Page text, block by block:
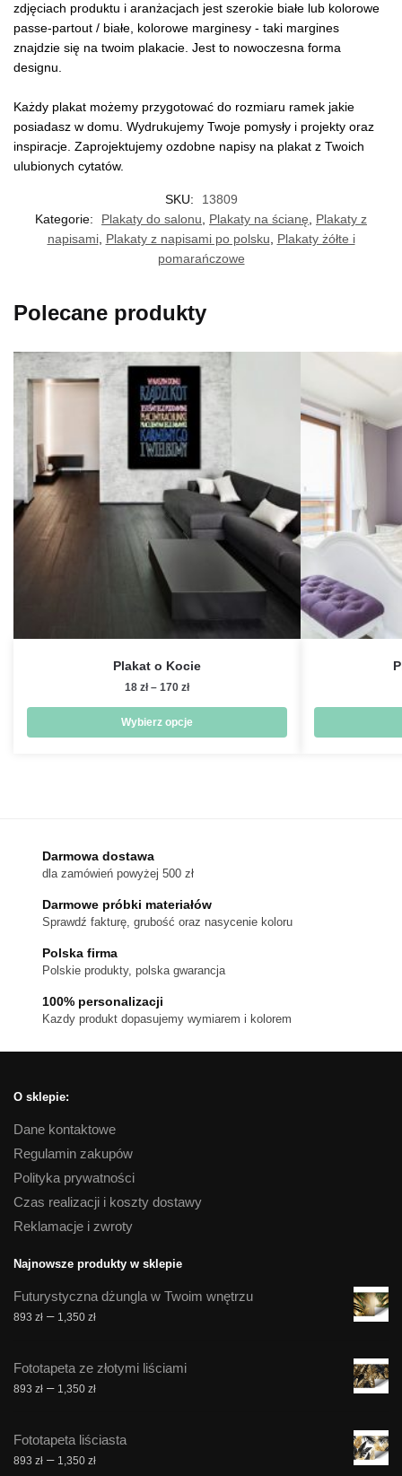
zdjęciach produktu i aranżacjach jest szerokie białe lub kolorowe
passe-partout / białe, kolorowe marginesy - taki margines
znajdzie się na twoim plakacie. Jest to nowoczesna forma
designu.
Każdy plakat możemy przygotować do rozmiaru ramek jakie
posiadasz w domu. Wydrukujemy Twoje pomysły i projekty oraz
inspiracje. Zaprojektujemy ozdobne napisy na plakat z Twoich
ulubionych cytatów.
SKU:
13809
Kategorie:
Plakaty do salonu, Plakaty na ścianę, Plakaty z
napisami, Plakaty z napisami po polsku, Plakaty żółte i
pomarańczowe
Polecane produkty
Plakat o Kocie
18 zł – 170 złZakres
od
18 zł
Wybierz opcje
można
wybrać
na
produktu
Darmowa dostawa
dla zamówień powyżej 500 zł
Darmowe próbki materiałów
Sprawdź fakturę, grubość oraz nasycenie koloru
Polska firma
Polskie produkty, polska gwarancja
100% personalizacji
Kazdy produkt dopasujemy wymiarem i kolorem
O sklepie:
Dane kontaktowe
Regulamin zakupów
Polityka prywatności
Czas realizacji i koszty dostawy
Reklamacje i zwroty
Najnowsze produkty w sklepie
Futurystyczna dżungla w Twoim wnętrzu
893 zł – 1,350 złZakres
893 zł
do
Fototapeta ze złotymi liściami
893 zł – 1,350 złZakres
893 zł
do
Fototapeta liściasta
893 zł – 1,350 złZakres